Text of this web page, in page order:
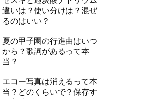
違いは？使い分けは？混ぜ
るのはいい？
夏の甲子園の行進曲はいつ
から？歌詞があるって本
当？
エコー写真は消えるって本
当？どのくらいで？保存す